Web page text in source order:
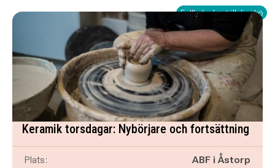
Fullbokad - ställ dig i kö
Keramik torsdagar: Nybörjare och fortsättning
Plats:
ABF i Åstorp